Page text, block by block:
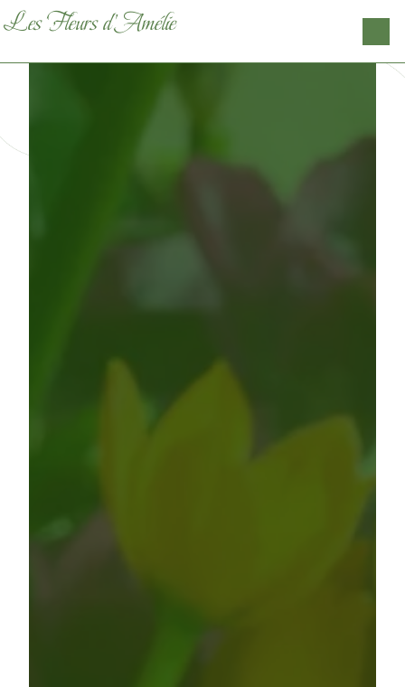
Les Fleurs d'Amélie
Panneau de gestion des cookies